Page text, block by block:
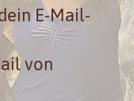
E-Mail-
Mail von